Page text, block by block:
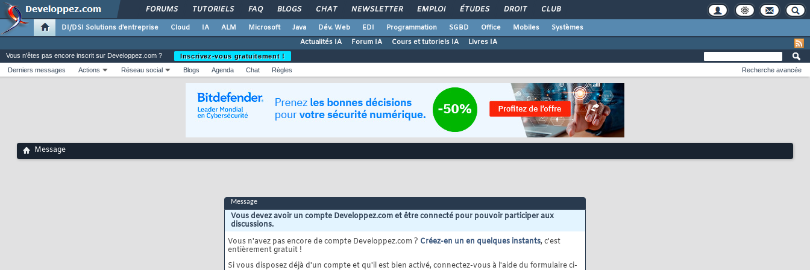
FORUMS TUTORIELS FAQ BLOGS CHAT NEWSLETTER EMPLOI ÉTUDES DROIT CLUB
DI/DSI Solutions d'entreprise Cloud IA ALM Microsoft Java Dév. Web EDI Programmation SGBD Office Mobiles
Systèmes
Actualités IA
Forum IA Cours et tutoriels IA Livres IA
Vous n'êtes pas encore inscrit sur Developpez.com ?
Inscrivez-vous gratuitement !
Derniers messages
Actions Réseau social Blogs Agenda Chat Règles Recherche avancée
Message
Message
Vous devez avoir un compte Developpez.com et être connecté pour pouvoir participer aux
discussions.
Vous n'avez pas encore de compte Developpez.com ? Créez-en un en quelques instants, c'est
entièrement gratuit !
Si vous disposez déjà d'un compte et qu'il est bien activé, connectez-vous à l'aide du formulaire ci-